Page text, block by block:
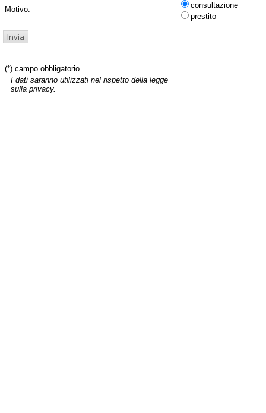
Motivo:
consultazione
prestito
(*) campo obbligatorio
I dati saranno utilizzati nel rispetto della legge
sulla privacy.